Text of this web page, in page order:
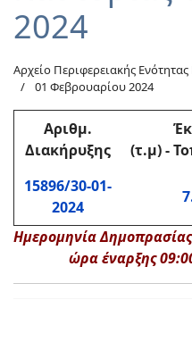
2024
Αρχείο Περιφερειακής
01 Φεβρουαρίου 2024
Αριθμ.
Διακήρυξης
(τ.μ) -
15896/30-01-
2024
Ημερομηνία
ώρα έναρξης